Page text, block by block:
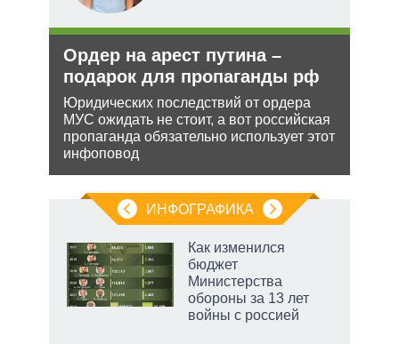
Ордер на арест путина –
подарок для пропаганды рф
Юридических последствий от ордера
МУС ожидать не стоит, а вот российская
пропаганда обязательно использует этот
инфоповод
ИНФОГРАФИКА
Как изменился
бюджет
Министерства
обороны за 13 лет
войны с россией